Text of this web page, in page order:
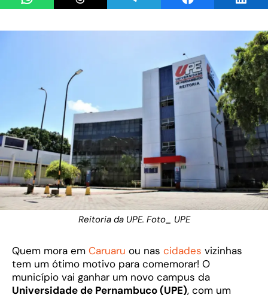
Reitoria da UPE. Foto_ UPE
Quem mora em Caruaru ou nas cidades vizinhas
tem um ótimo motivo para comemorar! O
município vai ganhar um novo campus da
Universidade de Pernambuco (UPE), com um